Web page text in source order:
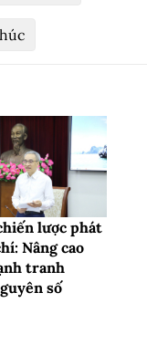
lược phát
Nâng cao
tranh
số